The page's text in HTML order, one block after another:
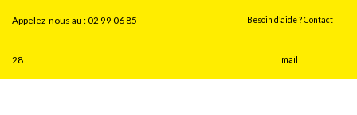
Besoin d’aide ? Contact
mail
Appelez-nous au :02 99 06 85
28